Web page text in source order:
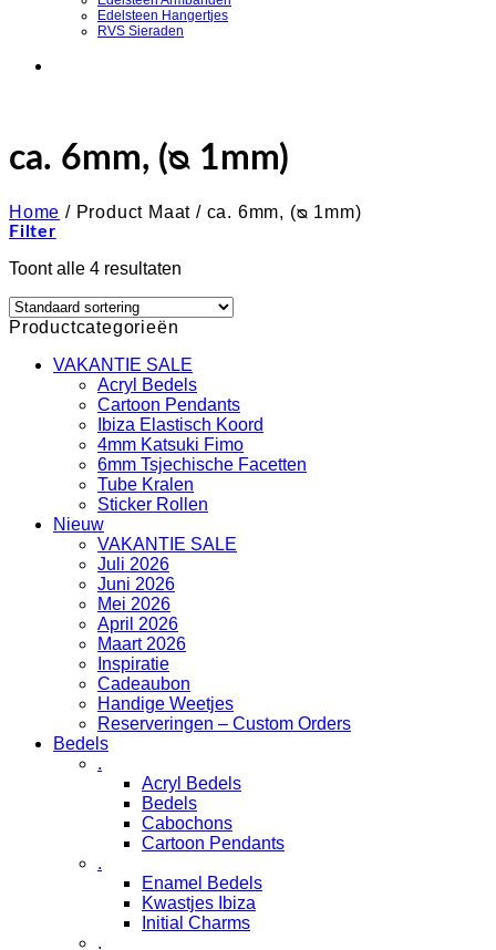
Edelsteen Hangertjes
RVS Sieraden
ca. 6mm, (ᴓ 1mm)
Home /Product Maat/ca. 6mm, (ᴓ 1mm)
Filter
Toont alle 4 resultaten
Productcategorieën
VAKANTIE SALE
Acryl Bedels
Cartoon Pendants
Ibiza Elastisch Koord
4mm Katsuki Fimo
6mm Tsjechische Facetten
Tube Kralen
Sticker Rollen
Nieuw
VAKANTIE SALE
Juli 2026
Juni 2026
Mei 2026
April 2026
Maart 2026
Inspiratie
Cadeaubon
Handige Weetjes
Reserveringen – Custom Orders
Bedels
.
Acryl Bedels
Bedels
Cabochons
Cartoon Pendants
.
Enamel Bedels
Kwastjes Ibiza
Initial Charms
.